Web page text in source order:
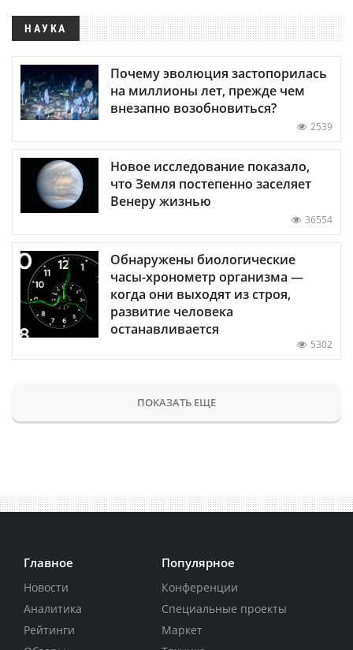
НАУКА
Почему эволюция застопорилась
на миллионы лет, прежде чем
внезапно возобновиться?
2539
Новое исследование показало,
что Земля постепенно заселяет
Венеру жизнью
36554
Обнаружены биологические
часы-хронометр организма —
когда они выходят из строя,
развитие человека
останавливается
5302
ПОКАЗАТЬ ЕЩЕ
Главное
Новости
Аналитика
Рейтинги
Популярное
Конференции
Специальные проекты
Маркет